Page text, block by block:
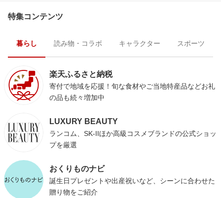
特集コンテンツ
暮らし 読み物・コラボ キャラクター スポーツ
楽天ふるさと納税
寄付で地域を応援！旬な食材やご当地特産品などお礼
の品も続々増加中
LUXURY BEAUTY
ランコム、SK-IIほか高級コスメブランドの公式ショッ
プを厳選
おくりものナビ
誕生日プレゼントや出産祝いなど、シーンに合わせた
贈り物をご紹介